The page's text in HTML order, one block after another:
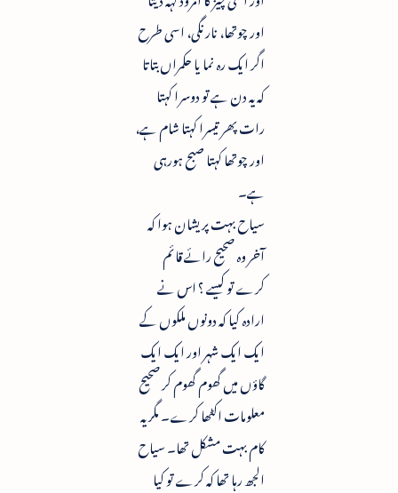
اور چوتھا، نارنگی، اسی طرح
اگر ایک رہ نما یا حکمراں بتاتا
کہ یہ دن ہے تو دوسرا کہتا
رات پھر تیسرا کہتا شام ہے،
اور چوتھا کہتا صبح ہورہی
ہے۔
سیاح بہت پریشان ہوا کہ
آخر وہ صحیح رائے قائم
کرے تو کیسے ؟ اس نے
ارادہ کیا کہ دونوں ملکوں کے
ایک ایک شہر اور ایک ایک
گاؤں میں گھوم گھوم کر صحیح
معلومات اکٹھا کرے۔ مگر یہ
کام بہت مشکل تھا۔ سیاح
الجھ رہا تھا کہ کرے تو کیا